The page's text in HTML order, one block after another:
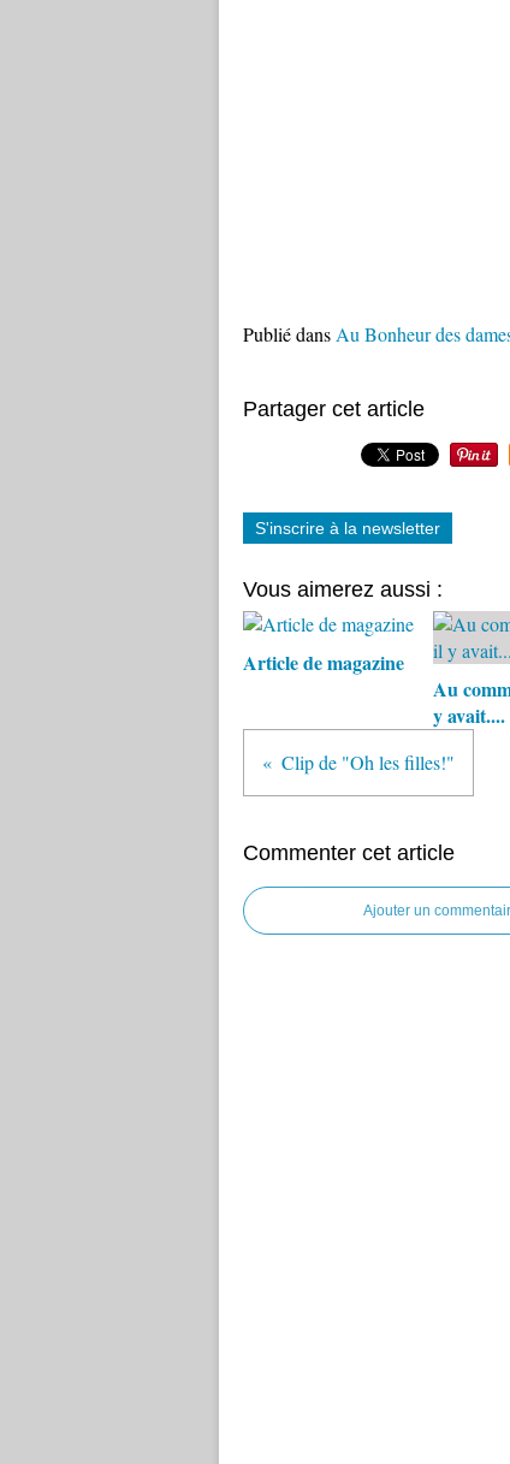
Publié dans Au Bonheur des
Partager cet article
S'inscrire à la newsletter
Vous aimerez aussi :
Article de magazine
Au
y avait....
Clip de "Oh les filles!"
Commenter cet article
Ajouter un